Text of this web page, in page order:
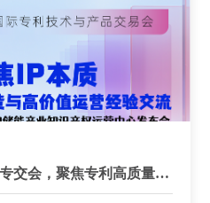
交会，聚焦专利高质量创
路径